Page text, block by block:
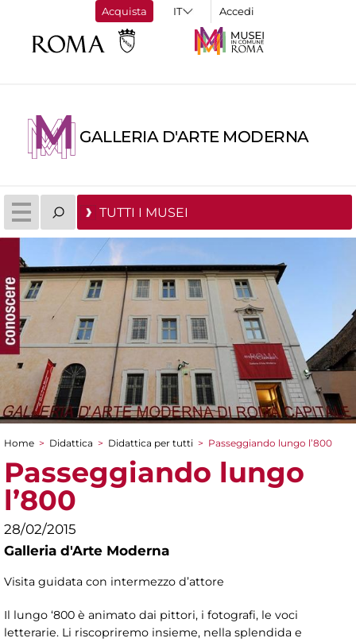
Acquista Accedi
GALLERIA D'ARTE MODERNA
TUTTI I MUSEI
Tu sei qui
Home > Didattica > Didattica per tutti > Passeggiando lungo l’800
Passeggiando lungo
l’800
28/02/2015
Galleria d'Arte Moderna
Visita guidata con intermezzo d’attore
Il lungo ‘800 è animato dai pittori, i fotografi, le voci
letterarie. Li riscopriremo insieme, nella splendida e